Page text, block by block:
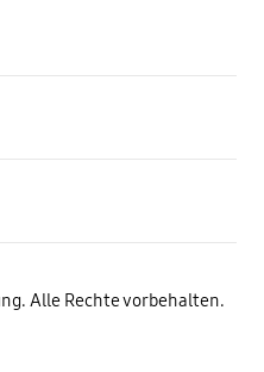
Alle Rechte vorbehalten.